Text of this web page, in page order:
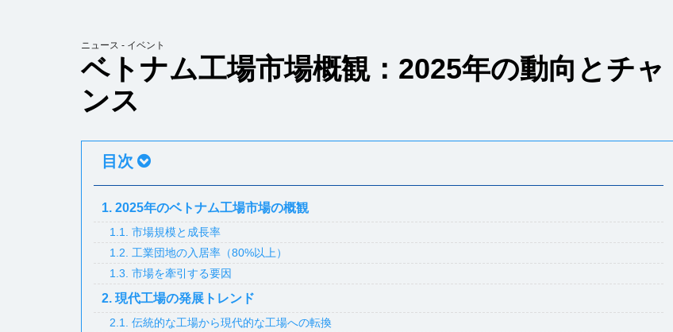
ニュース - イベント
ベトナム工場市場概観：2025年の動向とチャ
ンス
目次
1. 2025年のベトナム工場市場の概観
1.1. 市場規模と成長率
1.2. 工業団地の入居率（80%以上）
1.3. 市場を牽引する要因
2. 現代工場の発展トレンド
2.1. 伝統的な工場から現代的な工場への転換